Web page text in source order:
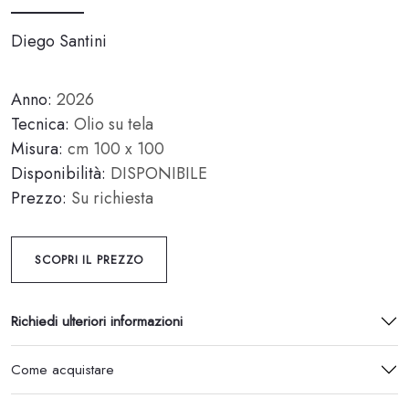
Diego Santini
Anno: 2026
Tecnica: Olio su tela
Misura: cm 100 x 100
Disponibilità: DISPONIBILE
Prezzo: Su richiesta
SCOPRI IL PREZZO
Richiedi ulteriori informazioni
Come acquistare